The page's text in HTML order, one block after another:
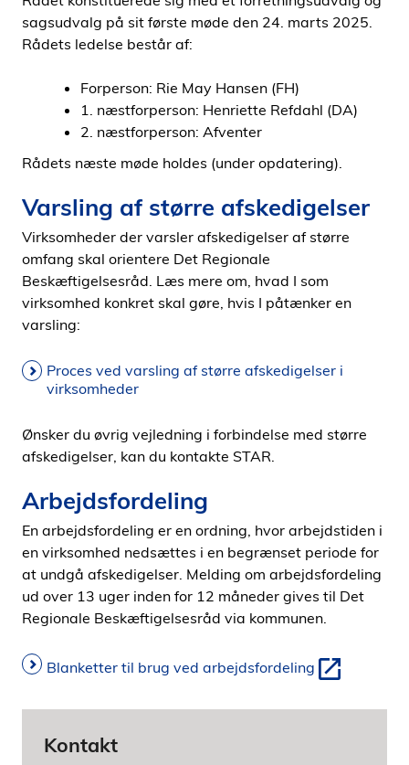
sagsudvalg på sit første møde den 24. marts 2025.
Rådets ledelse består af:
Forperson: Rie May Hansen (FH)
1. næstforperson: Henriette Refdahl (DA)
2. næstforperson: Afventer
Rådets næste møde holdes (under opdatering).
Varsling af større afskedigelser
Virksomheder der varsler afskedigelser af større
omfang skal orientere Det Regionale
Beskæftigelsesråd. Læs mere om, hvad I som
virksomhed konkret skal gøre, hvis I påtænker en
varsling:
Proces ved varsling af større afskedigelser i
virksomheder
Ønsker du øvrig vejledning i forbindelse med større
afskedigelser, kan du kontakte STAR.
Arbejdsfordeling
En arbejdsfordeling er en ordning, hvor arbejdstiden i
en virksomhed nedsættes i en begrænset periode for
at undgå afskedigelser. Melding om arbejdsfordeling
ud over 13 uger inden for 12 måneder gives til Det
Regionale Beskæftigelsesråd via kommunen.
Blanketter til brug ved arbejdsfordeling
Kontakt